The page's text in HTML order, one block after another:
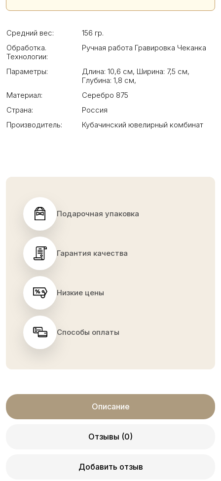
Средний вес:
156 гр.
Обработка.
Технологии:
Ручная работа Гравировка Чеканка
Параметры: Длина: 10,6 см, Ширина: 7,5 см,
Глубина: 1,8 см,
Материал:
Серебро 875
Страна:
Россия
Производитель:
Кубачинский ювелирный комбинат
Подарочная упаковка
Гарантия качества
Низкие цены
Способы оплаты
Описание
Отзывы (0)
Добавить отзыв